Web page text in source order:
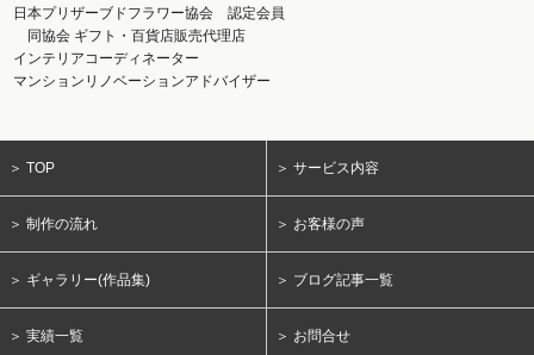
日本プリザーブドフラワー協会 認定会員
同協会 ギフト・百貨店販売代理店
インテリアコーディネーター
マンションリノベーションアドバイザー
＞ TOP ＞ サービス内容
＞ 制作の流れ ＞ お客様の声
＞ ギャラリー(作品集) ＞ ブログ記事一覧
＞ 実績一覧 ＞ お問合せ